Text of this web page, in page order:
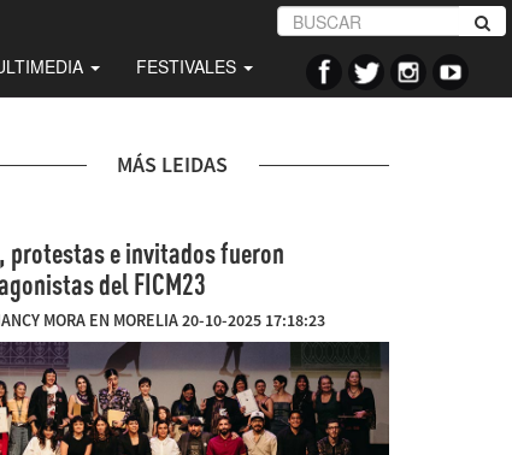
FESTIVALES
MÁS LEIDAS
protestas e invitados fueron
del FICM23
MORA EN MORELIA 20-10-2025 17:18:23